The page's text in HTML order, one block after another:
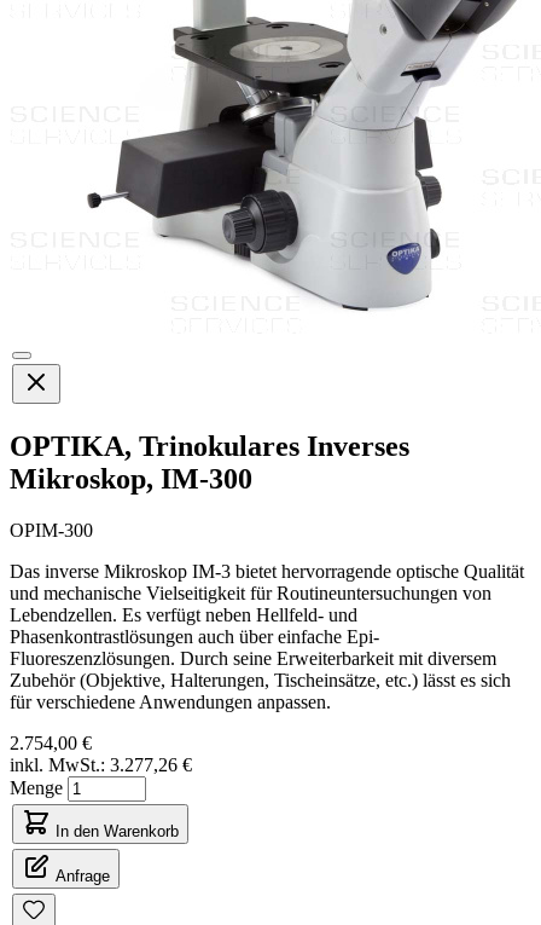
OPTIKA, Trinokulares Inverses
Mikroskop, IM-300
OPIM-300
Das inverse Mikroskop IM-3 bietet hervorragende optische Qualität
und mechanische Vielseitigkeit für Routineuntersuchungen von
Lebendzellen. Es verfügt neben Hellfeld- und
Phasenkontrastlösungen auch über einfache Epi-
Fluoreszenzlösungen. Durch seine Erweiterbarkeit mit diversem
Zubehör (Objektive, Halterungen, Tischeinsätze, etc.) lässt es sich
für verschiedene Anwendungen anpassen.
2.754,00 €
inkl. MwSt.: 3.277,26 €
Menge
In den Warenkorb
Anfrage